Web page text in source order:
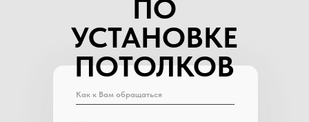
ПО
УСТАНОВКЕ
ПОТОЛКОВ